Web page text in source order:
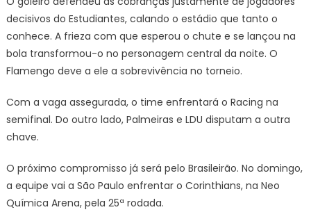
decisivos do Estudiantes, calando o estádio que tanto o
conhece. A frieza com que esperou o chute e se lançou na
bola transformou-o no personagem central da noite. O
Flamengo deve a ele a sobrevivência no torneio.
Com a vaga assegurada, o time enfrentará o Racing na
semifinal. Do outro lado, Palmeiras e LDU disputam a outra
chave.
O próximo compromisso já será pelo Brasileirão. No domingo,
a equipe vai a São Paulo enfrentar o Corinthians, na Neo
Química Arena, pela 25ª rodada.